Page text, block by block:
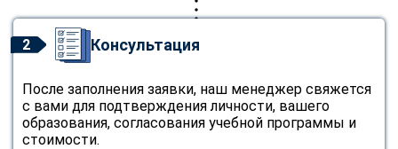
2 Консультация
После заполнения заявки, наш менеджер свяжется
с вами для подтверждения личности, вашего
образования, согласования учебной программы и
стоимости.